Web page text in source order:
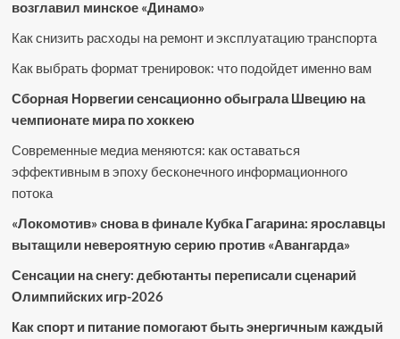
возглавил минское «Динамо»
Как снизить расходы на ремонт и эксплуатацию транспорта
Как выбрать формат тренировок: что подойдет именно вам
Сборная Норвегии сенсационно обыграла Швецию на
чемпионате мира по хоккею
Современные медиа меняются: как оставаться
эффективным в эпоху бесконечного информационного
потока
«Локомотив» снова в финале Кубка Гагарина: ярославцы
вытащили невероятную серию против «Авангарда»
Сенсации на снегу: дебютанты переписали сценарий
Олимпийских игр-2026
Как спорт и питание помогают быть энергичным каждый